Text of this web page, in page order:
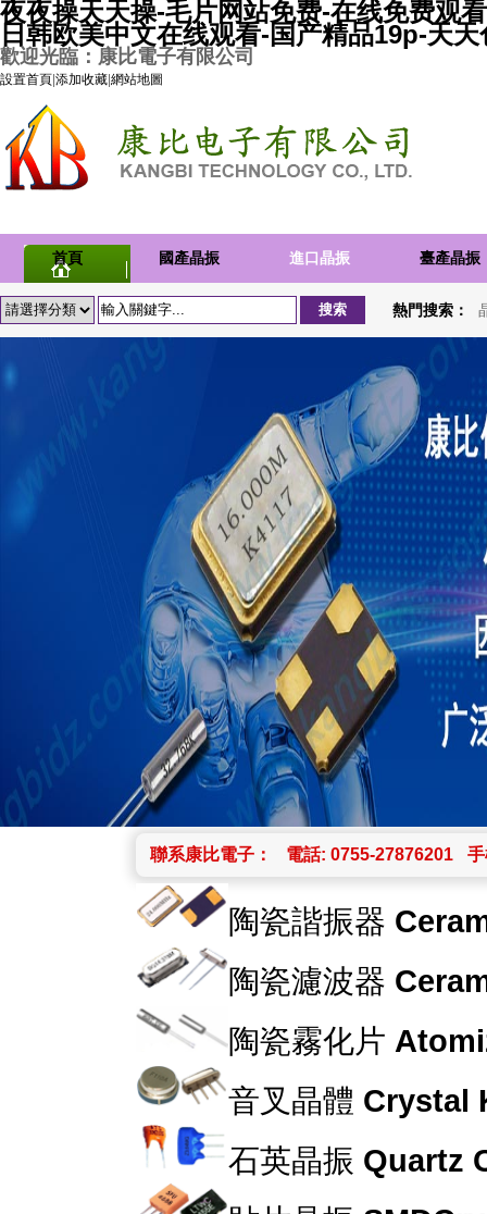
夜夜操天天操-毛片网站免费-在线免费观
日韩欧美中文在线观看-国产精品19p-天
歡迎光臨：康比電子有限公司
設置首頁 添加收藏 網站地圖
首頁 國產晶振 進口晶振 臺產晶振
熱門搜索：
聯系康比電子： 電話: 0755-27876201
陶瓷諧振器
陶瓷濾波器
陶瓷霧化片
音叉晶體 Crystal
石英晶振 Quartz